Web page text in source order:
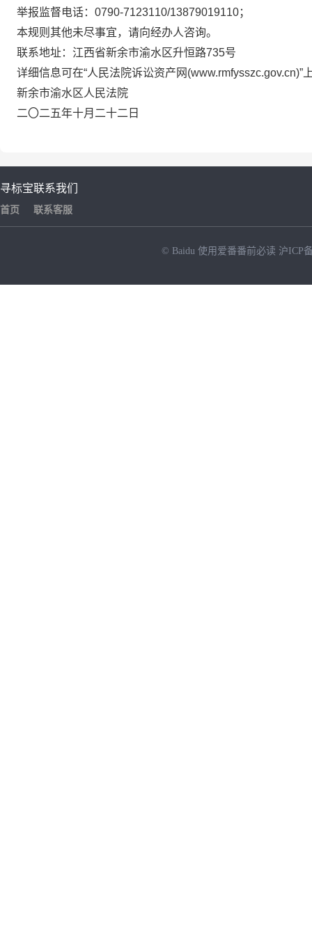
举报监督电话： 0790-7123110/13879019110；
本规则其他未尽事宜，请向经办人咨询。
联系地址：江西省新余市渝水区升恒路735号
详细信息可在“人民法院诉讼资产 网 (www.rmfysszc.gov.cn)”
新余市渝水区人民法院
二〇二五年十月二十二 日
寻标宝
首页
联系我们
联系客服
© Baidu 使用爱番番前必读 沪ICP